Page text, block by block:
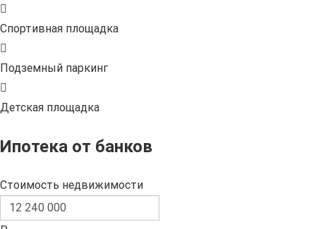
Спортивная площадка
Подземный паркинг
Детская площадка
Ипотека от банков
Стоимость недвижимости